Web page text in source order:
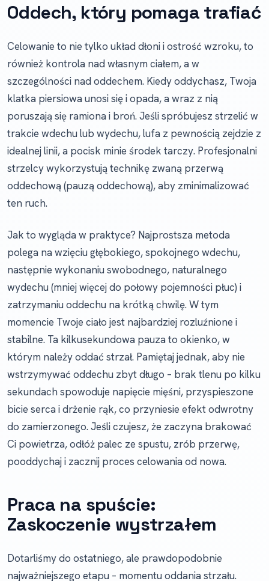
Oddech, który pomaga trafiać
Celowanie to nie tylko układ dłoni i ostrość wzroku, to
również kontrola nad własnym ciałem, a w
szczególności nad oddechem. Kiedy oddychasz, Twoja
klatka piersiowa unosi się i opada, a wraz z nią
poruszają się ramiona i broń. Jeśli spróbujesz strzelić w
trakcie wdechu lub wydechu, lufa z pewnością zejdzie z
idealnej linii, a pocisk minie środek tarczy. Profesjonalni
strzelcy wykorzystują technikę zwaną przerwą
oddechową (pauzą oddechową), aby zminimalizować
ten ruch.
Jak to wygląda w praktyce? Najprostsza metoda
polega na wzięciu głębokiego, spokojnego wdechu,
następnie wykonaniu swobodnego, naturalnego
wydechu (mniej więcej do połowy pojemności płuc) i
zatrzymaniu oddechu na krótką chwilę. W tym
momencie Twoje ciało jest najbardziej rozluźnione i
stabilne. Ta kilkusekundowa pauza to okienko, w
którym należy oddać strzał. Pamiętaj jednak, aby nie
wstrzymywać oddechu zbyt długo – brak tlenu po kilku
sekundach spowoduje napięcie mięśni, przyspieszone
bicie serca i drżenie rąk, co przyniesie efekt odwrotny
do zamierzonego. Jeśli czujesz, że zaczyna brakować
Ci powietrza, odłóż palec ze spustu, zrób przerwę,
pooddychaj i zacznij proces celowania od nowa.
Praca na spuście:
Zaskoczenie wystrzałem
Dotarliśmy do ostatniego, ale prawdopodobnie
najważniejszego etapu – momentu oddania strzału.